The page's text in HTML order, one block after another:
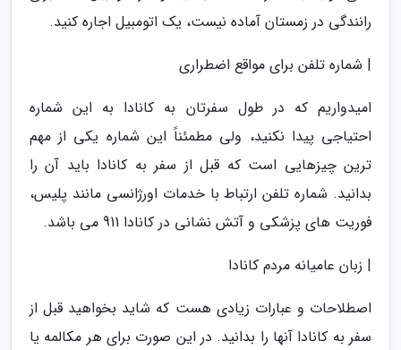
رانندگی در زمستان آماده نیست، یک اتومبیل اجاره کنید.
| شماره تلفن برای مواقع اضطراری
امیدواریم که در طول سفرتان به کانادا به این شماره
احتیاجی پیدا نکنید، ولی مطمئناً این شماره یکی از مهم
ترین چیزهایی است که قبل از سفر به کانادا باید آن را
بدانید. شماره تلفن ارتباط با خدمات اورژانسی مانند پلیس،
فوریت های پزشکی و آتش نشانی در کانادا 911 می باشد.
| زبان عامیانه مردم کانادا
اصطلاحات و عبارات زیادی هست که شاید بخواهید قبل از
سفر به کانادا آنها را بدانید. در این صورت برای هر مکالمه یا